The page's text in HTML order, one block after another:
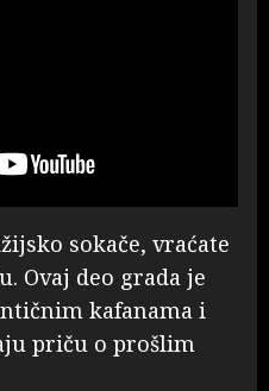
sokače, vraćate
Ovaj deo grada je
kafanama i
priču o prošlim